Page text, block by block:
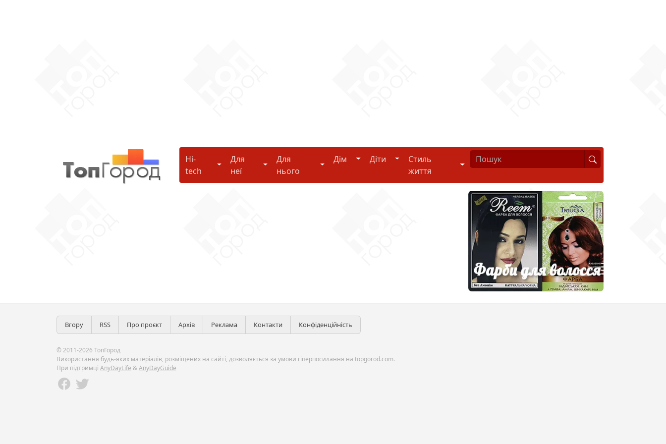
Hi-
tech
Hi-tech
Для
неї
Для неї
Для
нього
Для нього
Дім Дім Діти ДітиСтиль
життя
Стиль життя
Вгору RSS Про проєкт Архів Реклама Контакти Конфіденційність
© 2011-2026 ТопГород
Використання будь-яких матеріалів, розміщених на сайті, дозволяється за умови гіперпосилання на topgorod.com.
При підтримці AnyDayLife &AnyDayGuide